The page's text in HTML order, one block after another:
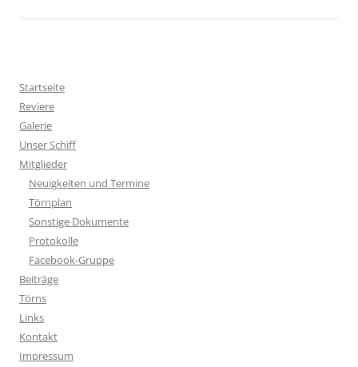
Startseite
Reviere
Galerie
Unser Schiff
Mitglieder
Neuigkeiten und Termine
Törnplan
Sonstige Dokumente
Protokolle
Facebook-Gruppe
Beiträge
Törns
Links
Kontakt
Impressum